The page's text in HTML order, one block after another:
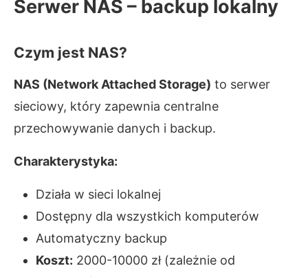
Serwer NAS – backup lokalny
Czym jest NAS?
NAS (Network Attached Storage) to serwer
sieciowy, który zapewnia centralne
przechowywanie danych i backup.
Charakterystyka:
Działa w sieci lokalnej
Dostępny dla wszystkich komputerów
Automatyczny backup
Koszt: 2000-10000 zł (zależnie od